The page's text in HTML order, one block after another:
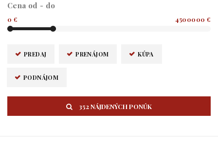
Cena od - do
0 € 4500000 €
PREDAJ PRENÁJOM KÚPA
PODNÁJOM
352 NÁJDENÝCH PONÚK